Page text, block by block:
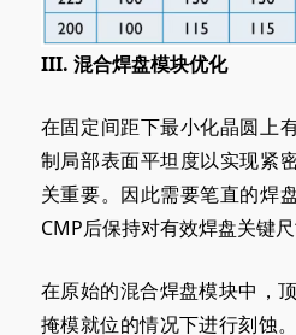
III. 混合焊盘模块优化
在固定间距下最小化晶圆上
制局部表面平坦度以实现紧
关重要。因此需要笔直的焊
CMP后保持对有效焊盘关键
在原始的混合焊盘模块中，
掩模就位的情况下进行刻蚀